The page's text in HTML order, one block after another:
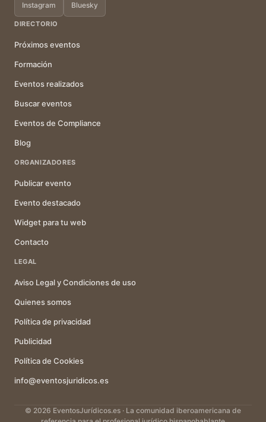
Instagram Bluesky
DIRECTORIO
Próximos eventos
Formación
Eventos realizados
Buscar eventos
Eventos de Compliance
Blog
ORGANIZADORES
Publicar evento
Evento destacado
Widget para tu web
Contacto
LEGAL
Aviso Legal y Condiciones de uso
Quienes somos
Política de privacidad
Publicidad
Política de Cookies
info@eventosjuridicos.es
© 2026 EventosJurídicos.es · La comunidad iberoamericana de